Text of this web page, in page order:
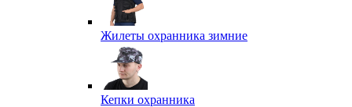
Жилеты охранника зимние
Кепки охранника